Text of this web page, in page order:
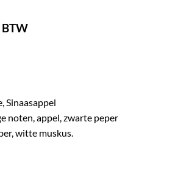
Sinaasappel
noten, appel, zwarte peper
witte muskus.